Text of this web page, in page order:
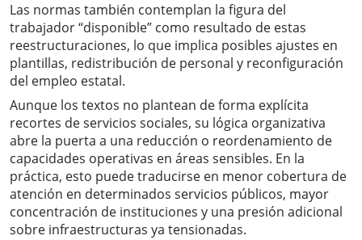
Las normas también contemplan la figura del
trabajador “disponible” como resultado de estas
reestructuraciones, lo que implica posibles ajustes en
plantillas, redistribución de personal y reconfiguración
del empleo estatal.
Aunque los textos no plantean de forma explícita
recortes de servicios sociales, su lógica organizativa
abre la puerta a una reducción o reordenamiento de
capacidades operativas en áreas sensibles. En la
práctica, esto puede traducirse en menor cobertura de
atención en determinados servicios públicos, mayor
concentración de instituciones y una presión adicional
sobre infraestructuras ya tensionadas.